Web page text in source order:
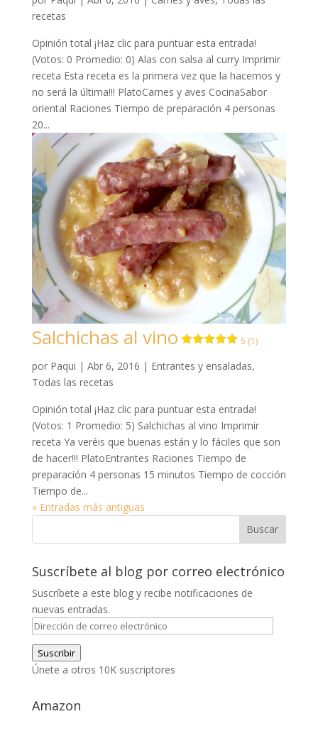
recetas
Opinión total ¡Haz clic para puntuar esta entrada!
(Votos: 0 Promedio: 0) Alas con salsa al curry Imprimir
receta Esta receta es la primera vez que la hacemos y
no será la última!!! PlatoCarnes y aves CocinaSabor
oriental Raciones Tiempo de preparación 4 personas
20...
Salchichas al vino 5 (1)
por Paqui | Abr 6, 2016 | Entrantes y ensaladas,
Todas las recetas
Opinión total ¡Haz clic para puntuar esta entrada!
(Votos: 1 Promedio: 5) Salchichas al vino Imprimir
receta Ya veréis que buenas están y lo fáciles que son
de hacer!!! PlatoEntrantes Raciones Tiempo de
preparación 4 personas 15 minutos Tiempo de cocción
Tiempo de...
« Entradas más antiguas
Suscríbete al blog por correo electrónico
Suscríbete a este blog y recibe notificaciones de
nuevas entradas.
Dirección
correo
electrónico
Suscribir
Únete a otros 10K suscriptores
Amazon